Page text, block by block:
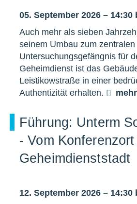
05. September 2026 – 14:30
Auch mehr als sieben
seinem Umbau zum zentralen
Untersuchungsgefängnis für
Geheimdienst ist das
Leistikowstraße in einer
Authentizität erhalten.
mehr
Führung: Unterm
- Vom
Geheimdienststadt
12. September 2026 – 14:30